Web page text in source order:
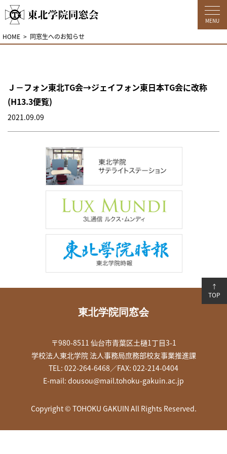
MENU
HOME 同窓生へのお知らせ
Ｊ－フォン東北TG会→ジェイフォン東日本TG会に改称
(H13.3便覧)
2021.09.09
東北学院同窓会
〒980-8511 仙台市青葉区土樋1丁目3-1
学校法人東北学院 法人事務局庶務部校友事業推進課
TEL: 022-264-6468／FAX: 022-214-0404
E-mail: dousou@mail.tohoku-gakuin.ac.jp
Copyright © TOHOKU GAKUIN All Rights Reserved.
↑
TOP